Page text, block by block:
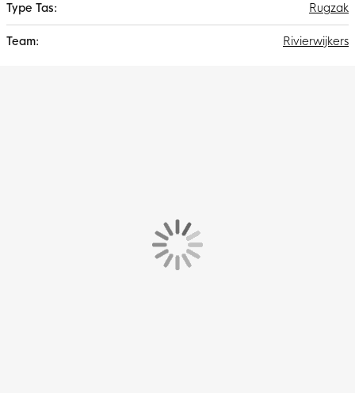
Rugzak
Rivierwijkers